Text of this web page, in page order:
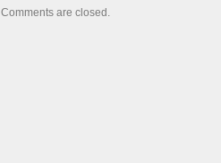
Comments are closed.